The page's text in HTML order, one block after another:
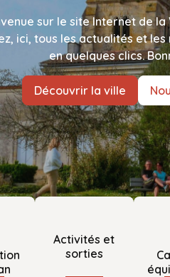
sur le site Internet de la
ici, tous les actualités et
en quelques clics.
Découvrir la ville
Activités et
sorties